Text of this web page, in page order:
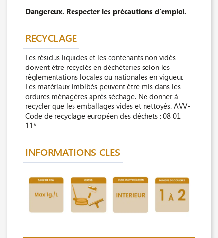
Dangereux. Respecter les précautions d'emploi.
RECYCLAGE
Les résidus liquides et les contenants non vidés
doivent être recyclés en déchèteries selon les
règlementations locales ou nationales en vigueur.
Les matériaux imbibés peuvent être mis dans les
ordures ménagères après séchage. Ne donner à
recycler que les emballages vides et nettoyés. AVV-
Code de recyclage européen des déchets : 08 01
11*
INFORMATIONS CLES